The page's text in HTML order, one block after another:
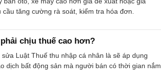
tăng cường rà soát, kiểm tra hóa đơn.
chịu thuế cao hơn?
Luật Thuế thu nhập cá nhân là sẽ áp dụng
dịch bất động sản mà người bán có thời gian nắm